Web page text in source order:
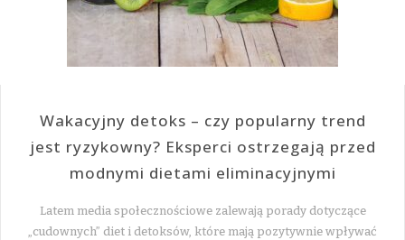
Wakacyjny detoks – czy popularny trend
jest ryzykowny? Eksperci ostrzegają przed
modnymi dietami eliminacyjnymi
Latem media społecznościowe zalewają porady dotyczące
„cudownych” diet i detoksów, które mają pozytywnie wpływać